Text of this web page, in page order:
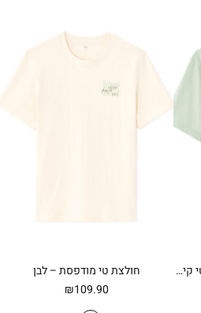
חולצת טי בוקסי הדפס אבסטרקטי קיצי – ירוק בהיר
חולצת טי מודפסת – לבן
₪109.90